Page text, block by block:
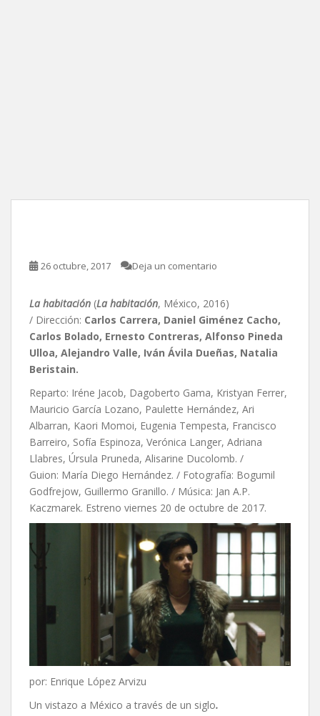
26 octubre, 2017 Deja un comentario
La habitación (La habitación, México, 2016)
/ Dirección: Carlos Carrera, Daniel Giménez Cacho,
Carlos Bolado, Ernesto Contreras, Alfonso Pineda
Ulloa, Alejandro Valle, Iván Ávila Dueñas, Natalia
Beristain.
Reparto: Iréne Jacob, Dagoberto Gama, Kristyan Ferrer,
Mauricio García Lozano, Paulette Hernández, Ari
Albarran, Kaori Momoi, Eugenia Tempesta, Francisco
Barreiro, Sofía Espinoza, Verónica Langer, Adriana
Llabres, Úrsula Pruneda, Alisarine Ducolomb. /
Guion: María Diego Hernández. / Fotografía: Bogumil
Godfrejow, Guillermo Granillo. / Música: Jan A.P.
Kaczmarek. Estreno viernes 20 de octubre de 2017.
por: Enrique López Arvizu
Un vistazo a México a través de un siglo.